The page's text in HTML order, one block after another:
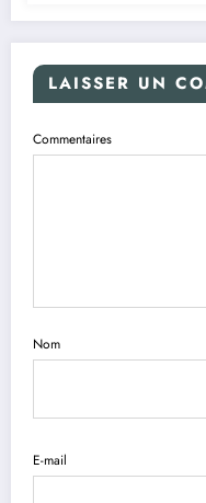
LAISSER UN
Commentaires
Nom
E-mail